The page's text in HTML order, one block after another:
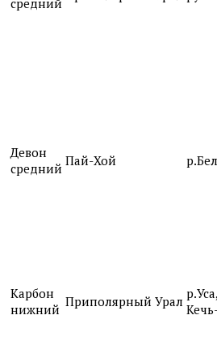
Девон
средний Пай-Хой
Карбон
нижний Приполярный Урал